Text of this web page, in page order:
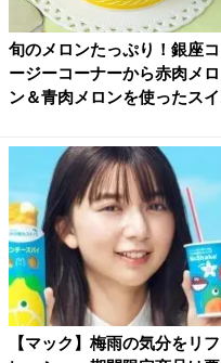
旬のメロンたっぷり！銀座コ
ージーコーナーから赤肉メロ
ン＆青肉メロンを使ったスイ
【マック】梅雨の気分をリフ